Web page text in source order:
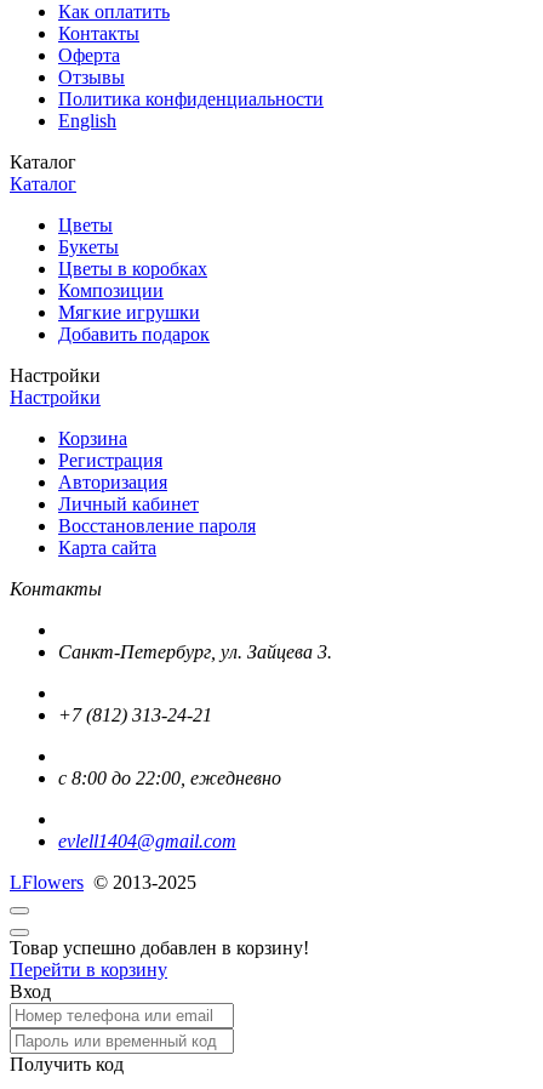
Как оплатить
Контакты
Оферта
Отзывы
Политика конфиденциальности
English
Каталог
Каталог
Цветы
Букеты
Цветы в коробках
Композиции
Мягкие игрушки
Добавить подарок
Настройки
Настройки
Корзина
Регистрация
Авторизация
Личный кабинет
Восстановление пароля
Карта сайта
Контакты
Санкт-Петербург, ул. Зайцева 3.
+7 (812) 313-24-21
с 8:00 до 22:00, ежедневно
evlell1404@gmail.com
LFlowers © 2013-2025
Товар успешно добавлен в корзину!
Перейти в корзину
Вход
Получить код